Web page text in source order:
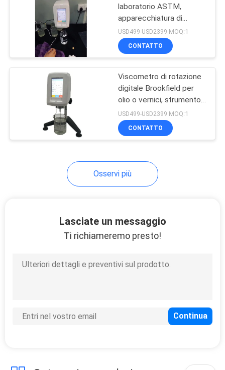
Tester di durezza di
Digital
Misuratore di
misurazione ottica
laboratorio ASTM,
apparecchiatura di
misurazione della
viscosità per la prova di
inchiostro o olio
USD499-USD2399 MOQ:1
CONTATTO
Viscometro di rotazione
digitale Brookfield per
olio o vernici, strumento
di controllo della
viscosità
USD499-USD2399 MOQ:1
CONTATTO
Osservi più
Lasciate un messaggio
Ti richiameremo presto!